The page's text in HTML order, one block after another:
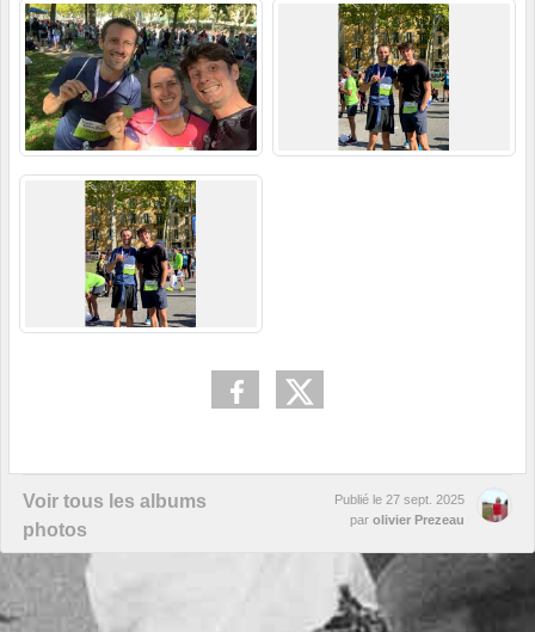
Voir tous les albums
photos
Publié le 27 sept. 2025
par olivier Prezeau